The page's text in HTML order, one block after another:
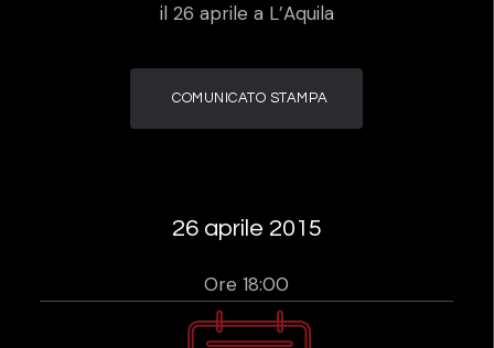
il 26 aprile a L’Aquila
COMUNICATO STAMPA
26 aprile 2015
Ore 18:00